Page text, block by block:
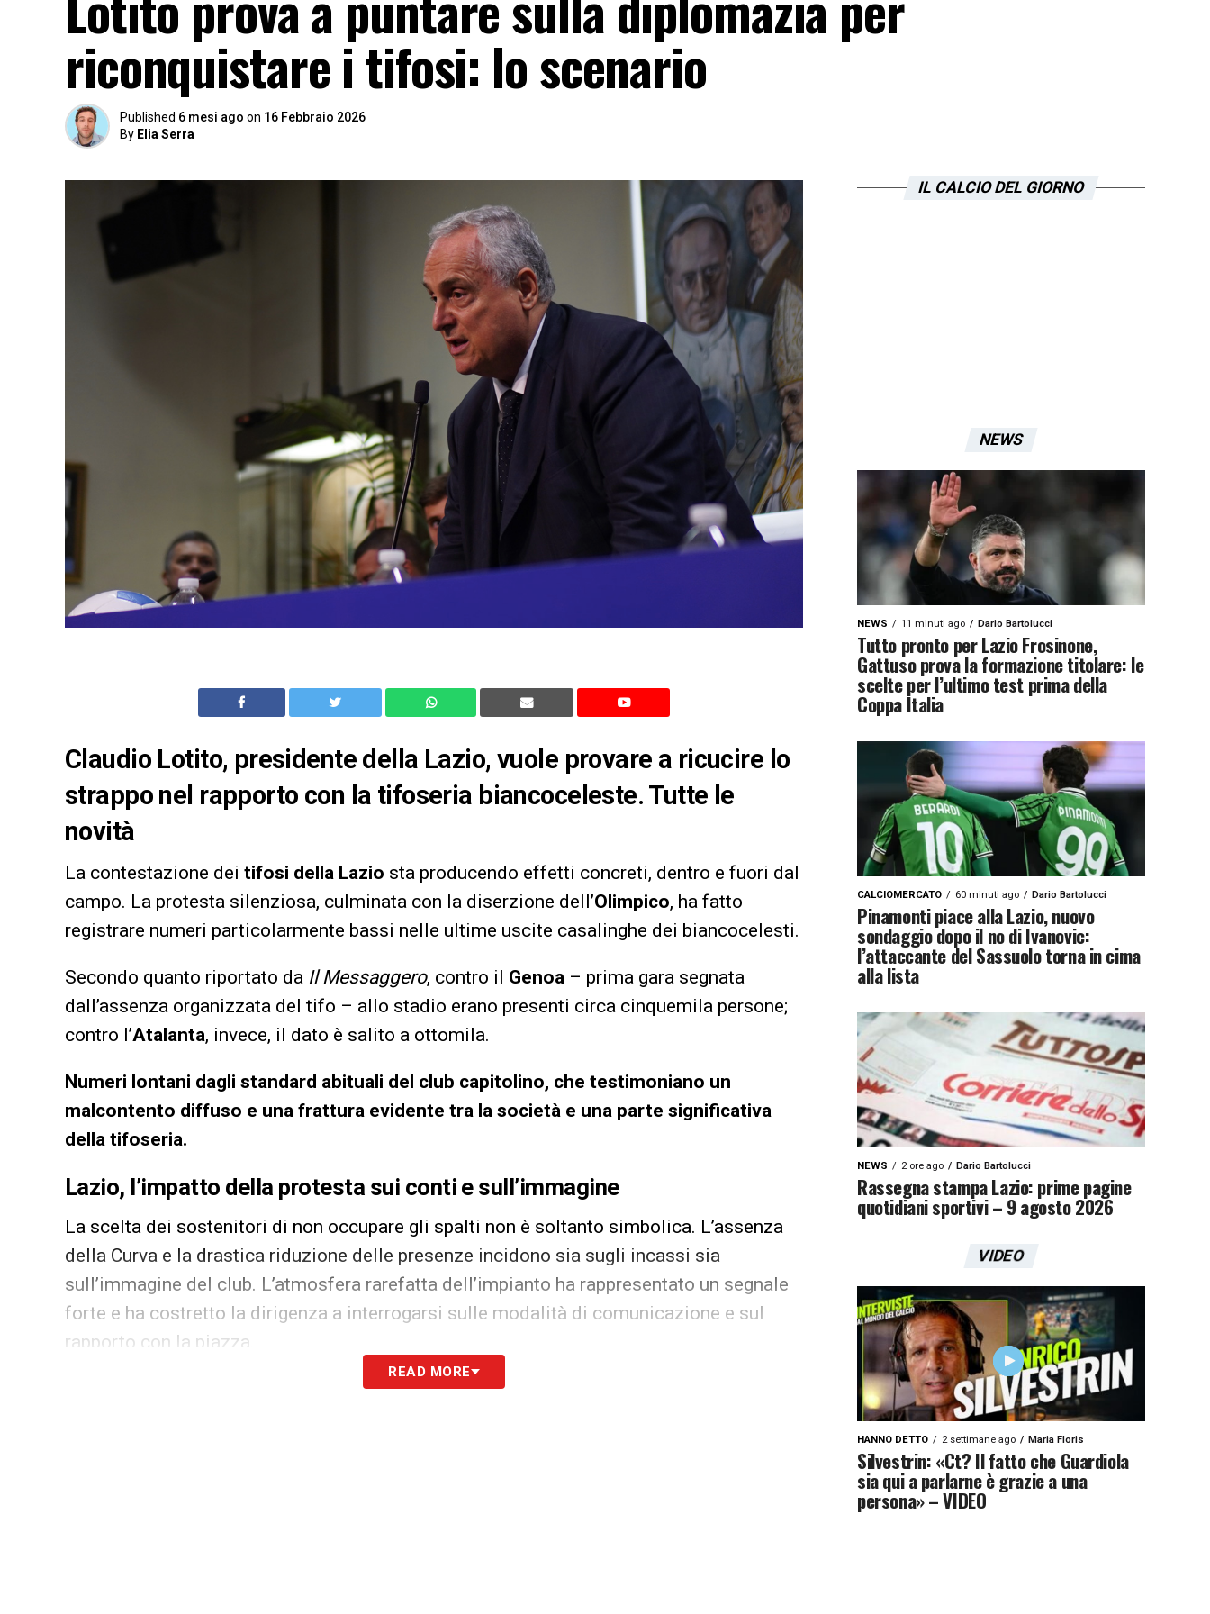
riconquistare i tifosi: lo scenario
Published 6 mesi ago on 16 Febbraio 2026
By Elia Serra
Claudio Lotito, presidente della Lazio, vuole provare a ricucire lo
strappo nel rapporto con la tifoseria biancoceleste. Tutte le
novità
La contestazione dei tifosi della Lazio sta producendo effetti concreti, dentro e fuori dal
campo. La protesta silenziosa, culminata con la diserzione dell’Olimpico, ha fatto
registrare numeri particolarmente bassi nelle ultime uscite casalinghe dei biancocelesti.
Secondo quanto riportato da Il Messaggero, contro il Genoa – prima gara segnata
dall’assenza organizzata del tifo – allo stadio erano presenti circa cinquemila persone;
contro l’Atalanta, invece, il dato è salito a ottomila.
Numeri lontani dagli standard abituali del club capitolino, che testimoniano un
malcontento diffuso e una frattura evidente tra la società e una parte significativa
della tifoseria.
Lazio, l’impatto della protesta sui conti e sull’immagine
La scelta dei sostenitori di non occupare gli spalti non è soltanto simbolica. L’assenza
della Curva e la drastica riduzione delle presenze incidono sia sugli incassi sia
sull’immagine del club. L’atmosfera rarefatta dell’impianto ha rappresentato un segnale
forte e ha costretto la dirigenza a interrogarsi sulle modalità di comunicazione e sul
rapporto con la piazza.
Ora la società starebbe sperimentando nuove forme di dialogo e avrebbe accelerato sul
READ MORE
IL CALCIO DEL GIORNO
NEWS
NEWS 11 minuti ago Dario Bartolucci
Tutto pronto per Lazio Frosinone,
Gattuso prova la formazione titolare: le
scelte per l’ultimo test prima della
Coppa Italia
CALCIOMERCATO 60 minuti ago Dario Bartolucci
Pinamonti piace alla Lazio, nuovo
sondaggio dopo il no di Ivanovic:
l’attaccante del Sassuolo torna in cima
alla lista
NEWS 2 ore ago Dario Bartolucci
Rassegna stampa Lazio: prime pagine
quotidiani sportivi – 9 agosto 2026
VIDEO
HANNO DETTO 2 settimane ago Maria Floris
Silvestrin: «Ct? Il fatto che Guardiola
sia qui a parlarne è grazie a una
persona» – VIDEO